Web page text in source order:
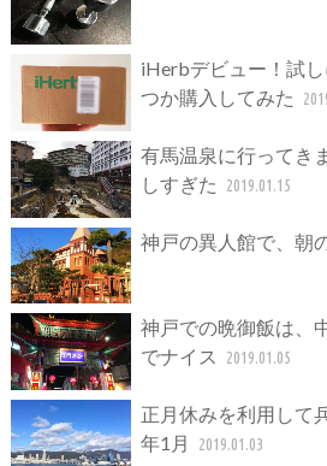
iHerbデビュー！試
つか購入してみた
有馬温泉に行ってき
しすぎた
2019.01.15
神戸の異人館で、朝
神戸での晩御飯は、
でナイス
2019.01.05
正月休みを利用し
年1月
2019.01.03